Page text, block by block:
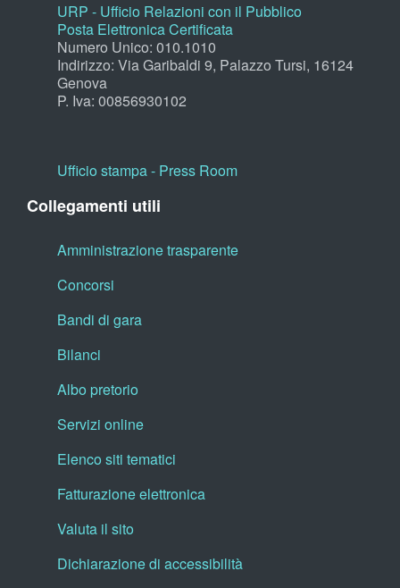
URP - Ufficio Relazioni con il Pubblico
Posta Elettronica Certificata
Numero Unico: 010.1010
Indirizzo: Via Garibaldi 9, Palazzo Tursi, 16124
Genova
P. Iva: 00856930102
Ufficio stampa - Press Room
Collegamenti utili
Amministrazione trasparente
Concorsi
Bandi di gara
Bilanci
Albo pretorio
Servizi online
Elenco siti tematici
Fatturazione elettronica
Valuta il sito
Dichiarazione di accessibilità